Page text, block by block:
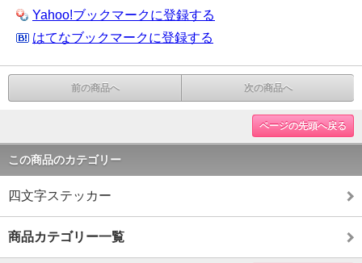
Yahoo!ブックマークに登録する
はてなブックマークに登録する
前の商品へ 次の商品へ
ページの先頭へ戻る
この商品のカテゴリー
四文字ステッカー
商品カテゴリー一覧